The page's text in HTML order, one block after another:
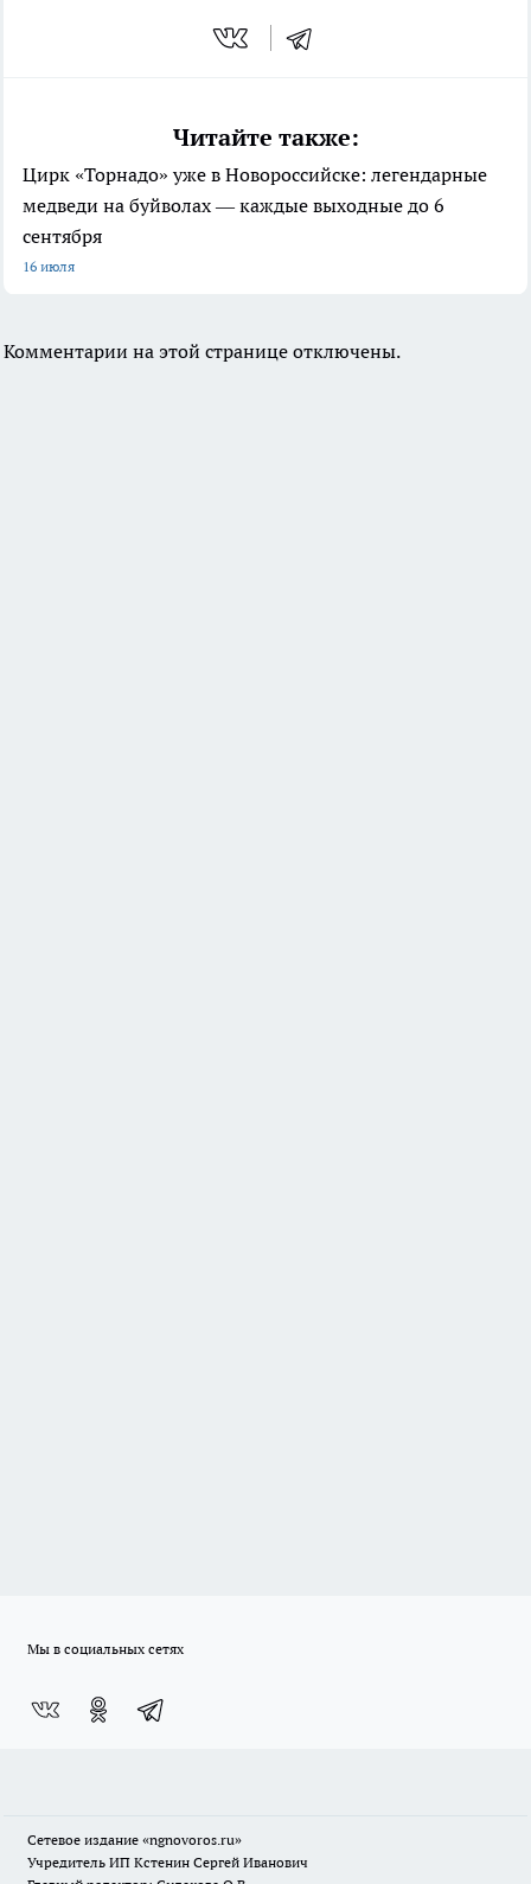
Читайте также:
Цирк «Торнадо» уже в Новороссийске: легендарные
медведи на буйволах — каждые выходные до 6
сентября
16 июля
Комментарии на этой странице отключены.
Мы в социальных сетях
Сетевое издание «ngnovoros.ru»
Учредитель ИП Кстенин Сергей Иванович